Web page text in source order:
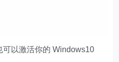
以激活你的 Windows10